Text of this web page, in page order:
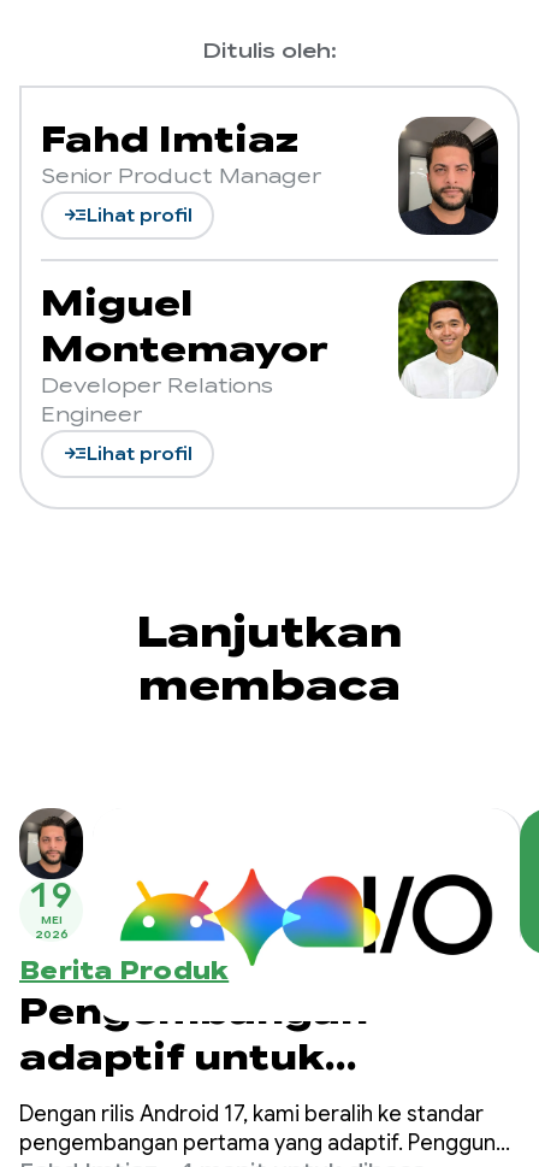
Ditulis oleh:
Fahd Imtiaz
Senior Product Manager
read_moreLihat profil
Miguel
Montemayor
Developer Relations
Engineer
read_moreLihat profil
Lanjutkan
membaca
19
MEI
2026
Berita Produk
Pengembangan
adaptif untuk
ekosistem Android
yang terus
Dengan rilis Android 17, kami beralih ke standar
pengembangan pertama yang adaptif. Pengguna